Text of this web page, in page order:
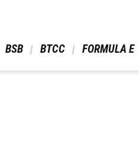
BSB BTCC FORMULA E